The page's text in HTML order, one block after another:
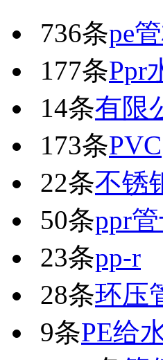
736条pe
177条Ppr
14条有限
173条PVC
22条不锈
50条ppr
23条pp-r
28条环压
9条PE给